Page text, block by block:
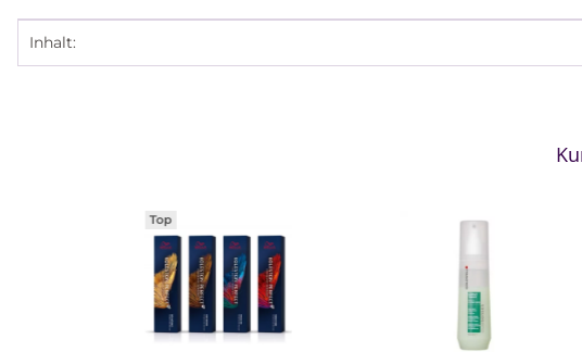
Produkteigenschaft
Wert
Inhalt:
Top